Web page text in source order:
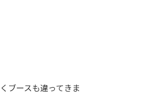
ブースも違ってきま